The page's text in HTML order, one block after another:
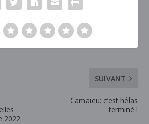
2022
SUIVANT
Camaïeu: c’est hélas
terminé !